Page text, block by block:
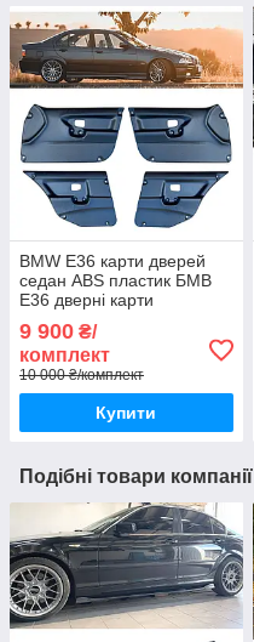
BMW E36 карти дверей
седан ABS пластик БМВ
Е36 дверні карти
9 900 ₴/
комплект
10 000 ₴/комплект
Купити
Подібні товари компанії